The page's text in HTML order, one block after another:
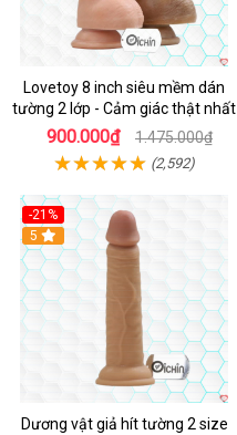
Lovetoy 8 inch siêu mềm dán
tường 2 lớp - Cảm giác thật nhất
900.000₫ 1.475.000₫
(2,592)
-21%
Hot
5
Dương vật giả hít tường 2 size